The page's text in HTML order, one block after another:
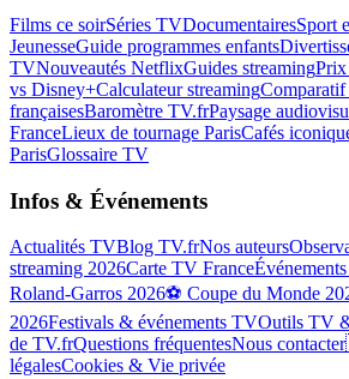
Films ce soirSéries TVDocumentairesSport
JeunesseGuide programmes enfants
TVNouveautés NetflixGuides streamingPrix
vs Disney+Calculateur streaming
françaisesBaromètre TV.frPaysage
FranceLieux de tournage ParisCafés
ParisGlossaire TV
Infos & Événements
Actualités TVBlog TV.frNos auteurs
streaming 2026Carte TV France
Roland-Garros 2026⚽ Coupe du Monde
2026Festivals & événements TVOutils TV
de TV.frQuestions fréquentesNous contacter
légalesCookies & Vie privée